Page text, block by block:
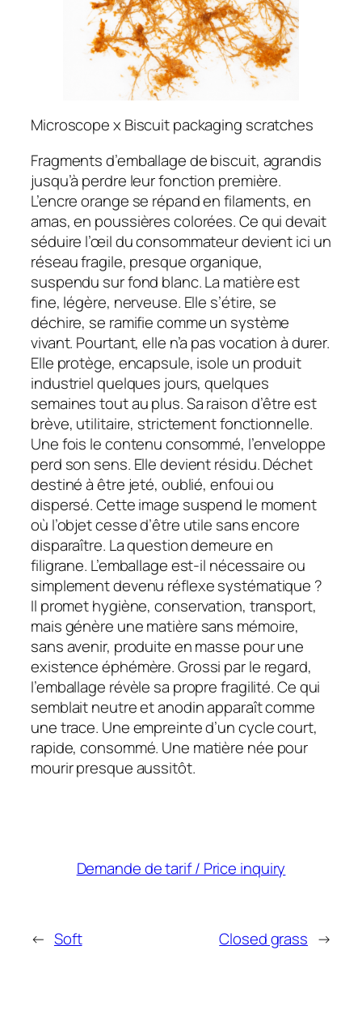
Microscope x Biscuit packaging scratches
Fragments d’emballage de biscuit, agrandis
jusqu’à perdre leur fonction première.
L’encre orange se répand en filaments, en
amas, en poussières colorées. Ce qui devait
séduire l’œil du consommateur devient ici un
réseau fragile, presque organique,
suspendu sur fond blanc. La matière est
fine, légère, nerveuse. Elle s’étire, se
déchire, se ramifie comme un système
vivant. Pourtant, elle n’a pas vocation à durer.
Elle protège, encapsule, isole un produit
industriel quelques jours, quelques
semaines tout au plus. Sa raison d’être est
brève, utilitaire, strictement fonctionnelle.
Une fois le contenu consommé, l’enveloppe
perd son sens. Elle devient résidu. Déchet
destiné à être jeté, oublié, enfoui ou
dispersé. Cette image suspend le moment
où l’objet cesse d’être utile sans encore
disparaître. La question demeure en
filigrane. L’emballage est-il nécessaire ou
simplement devenu réflexe systématique ?
Il promet hygiène, conservation, transport,
mais génère une matière sans mémoire,
sans avenir, produite en masse pour une
existence éphémère. Grossi par le regard,
l’emballage révèle sa propre fragilité. Ce qui
semblait neutre et anodin apparaît comme
une trace. Une empreinte d’un cycle court,
rapide, consommé. Une matière née pour
mourir presque aussitôt.
Demande de tarif / Price inquiry
← Soft Closed grass →